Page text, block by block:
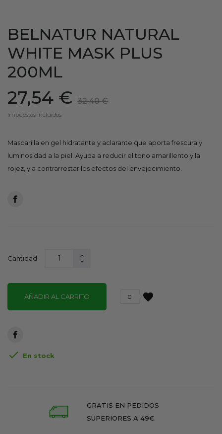
BELNATUR NATURAL
WHITE MASK PLUS
200ML
27,54 € 32,40 €
Impuestos incluidos
Mascarilla en gel hidratante y aclarante que aporta frescura y
luminosidad a la piel. Ayuda a reducir el tono amarillento y la
rojez, y a contrarrestar los efectos del envejecimiento.
Cantidad
AÑADIR AL CARRITO favorite
0
 En stock
GRATIS EN PEDIDOS
SUPERIORES A 49€